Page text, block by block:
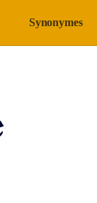
Synonymes